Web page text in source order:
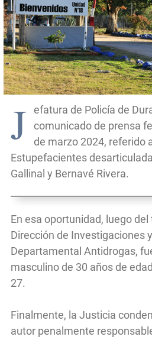
J
efatura de Policía de
comunicado de prensa
de marzo 2024, referido
Estupefacientes
Gallinal y Bernavé Rivera.
En esa oportunidad, luego del
Dirección de Investigaciones
Departamental Antidrogas,
masculino de 30 años de
27.
Finalmente, la Justicia
autor penalmente